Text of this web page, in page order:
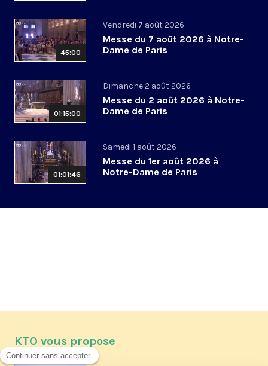
45:00
Vendredi 7 août 2026
Messe du 7 août 2026 à Notre-
Dame de Paris
01:15:00
Dimanche 2 août 2026
Messe du 2 août 2026 à Notre-
Dame de Paris
01:01:46
Samedi 1 août 2026
Messe du 1er août 2026 à
Notre-Dame de Paris
KTO vous propose